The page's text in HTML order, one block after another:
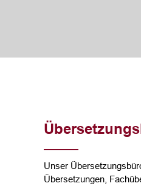
Unser
Übersetzungen,